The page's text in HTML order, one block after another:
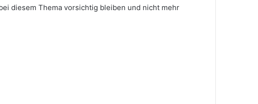
diesem Thema vorsichtig bleiben und nicht mehr